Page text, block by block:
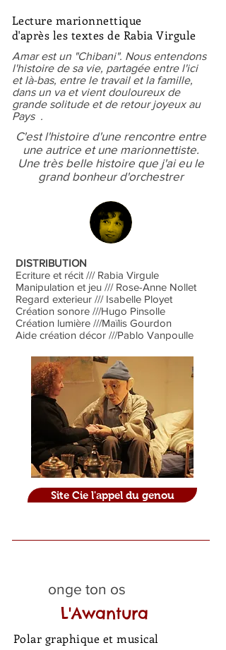
Lecture marionnettique
d'après les textes de Rabia Virgule
Amar est un "Chibani". Nous entendons
l'histoire de sa vie, partagée entre l'ici
et là-bas, entre le travail et la famille,
dans un va et vient douloureux de
grande solitude et de retour joyeux au
Pays .
C'est l'histoire d'une rencontre entre
une autrice et une marionnettiste.
Une très belle histoire que j'ai eu le
grand bonheur d'orchestrer
DISTRIBUTION
Ecriture et récit /// Rabia Virgule
Manipulation et jeu /// Rose-Anne Nollet
Regard exterieur /// Isabelle Ployet
Création sonore ///Hugo Pinsolle
Création lumière ///Maïlis Gourdon
Aide création décor ///Pablo Vanpoulle
Site Cie l'appel du genou
onge ton os
L'Awantura
Polar graphique et musical